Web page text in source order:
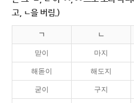
고, ㄴ을 버림.)
ㄱ ㄴ
맏이 마지
해돋이 해도지
굳이 구지